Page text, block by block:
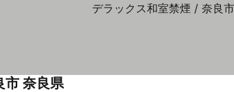
市 奈良県